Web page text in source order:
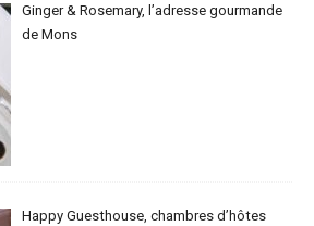
Ginger & Rosemary, l’adresse gourmande
de Mons
Happy Guesthouse, chambres d’hôtes